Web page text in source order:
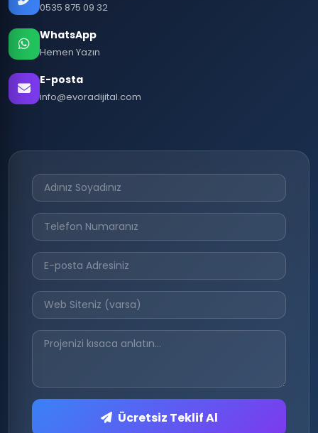
0535 875 09 32
WhatsApp
Hemen Yazın
E-posta
info@evoradijital.com
Ücretsiz Teklif Al